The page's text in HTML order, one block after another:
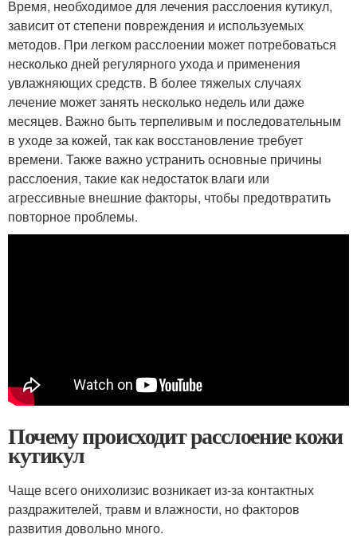
Время, необходимое для лечения расслоения кутикул,
зависит от степени повреждения и используемых
методов. При легком расслоении может потребоваться
несколько дней регулярного ухода и применения
увлажняющих средств. В более тяжелых случаях
лечение может занять несколько недель или даже
месяцев. Важно быть терпеливым и последовательным
в уходе за кожей, так как восстановление требует
времени. Также важно устранить основные причины
расслоения, такие как недостаток влаги или
агрессивные внешние факторы, чтобы предотвратить
повторное проблемы.
Почему происходит расслоение кожи
кутикул
Чаще всего онихолизис возникает из-за контактных
раздражителей, травм и влажности, но факторов
развития довольно много.